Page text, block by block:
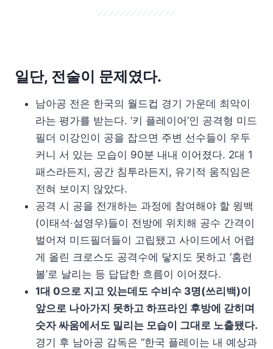
일단, 전술이 문제였다.
남아공 전은 한국의 월드컵 경기 가운데 최악이
라는 평가를 받는다. ‘키 플레이어’인 공격형 미드
필더 이강인이 공을 잡으면 주변 선수들이 우두
커니 서 있는 모습이 90분 내내 이어졌다. 2대 1
패스라든지, 공간 침투라든지, 유기적 움직임은
전혀 보이지 않았다.
공격 시 공을 전개하는 과정에 참여해야 할 윙백
(이태석·설영우)들이 전방에 위치해 공수 간격이
벌어져 미드필더들이 고립됐고 사이드에서 어렵
게 올린 크로스도 공격수에 닿지도 못하고 ‘홈런
볼’로 날리는 등 답답한 흐름이 이어졌다.
1대 0으로 지고 있는데도 수비수 3명(쓰리백)이
앞으로 나아가지 못하고 하프라인 후방에 갇히며
숫자 싸움에서도 밀리는 모습이 그대로 노출됐다.
경기 후 남아공 감독은 “한국 플레이는 내 예상과